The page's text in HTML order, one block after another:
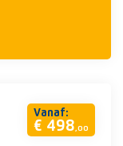
Vanaf:
€ 498,00